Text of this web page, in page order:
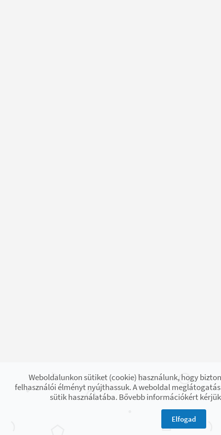
Weboldalunkon sütiket (cookie) használunk, hogy
felhasználói élményt nyújthassuk. A weboldal
sütik használatába. Bővebb információkért
Elfogad